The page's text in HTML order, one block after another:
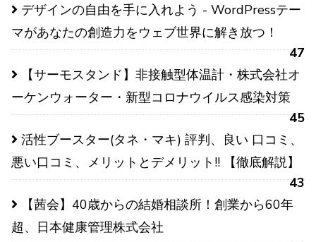
デザインの自由を手に入れよう - WordPressテー
マがあなたの創造力をウェブ世界に解き放つ！
47
【サーモスタンド】非接触型体温計・株式会社オ
ーケンウォーター・新型コロナウイルス感染対策
45
活性ブースター(タネ・マキ) 評判、良い 口コミ、
悪い口コミ、メリットとデメリット!! 【徹底解説】
43
【茜会】40歳からの結婚相談所！創業から60年
超、日本健康管理株式会社